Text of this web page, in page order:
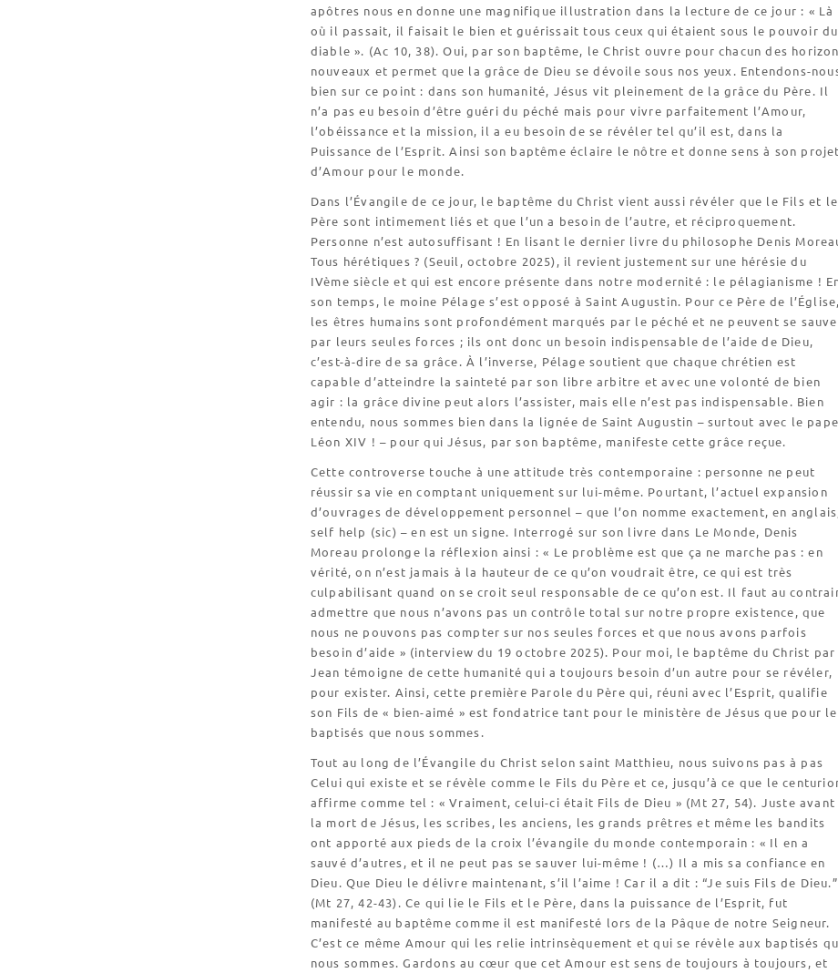
apôtres nous en donne une magnifique illustration dans la lecture de ce jour : « Là
où il passait, il faisait le bien et guérissait tous ceux qui étaient sous le pouvoir du
diable ». (Ac 10, 38). Oui, par son baptême, le Christ ouvre pour chacun des
nouveaux et permet que la grâce de Dieu se dévoile sous nos yeux. Entendons-
bien sur ce point : dans son humanité, Jésus vit pleinement de la grâce du Père. Il
n’a pas eu besoin d’être guéri du péché mais pour vivre parfaitement l’Amour,
l’obéissance et la mission, il a eu besoin de se révéler tel qu’il est, dans la
Puissance de l’Esprit. Ainsi son baptême éclaire le nôtre et donne sens à son projet
d’Amour pour le monde.
Dans l’Évangile de ce jour, le baptême du Christ vient aussi révéler que le Fils et le
Père sont intimement liés et que l’un a besoin de l’autre, et réciproquement.
Personne n’est autosuffisant ! En lisant le dernier livre du philosophe Denis
Tous hérétiques ? (Seuil, octobre 2025), il revient justement sur une hérésie du
IVème siècle et qui est encore présente dans notre modernité : le pélagianisme !
son temps, le moine Pélage s’est opposé à Saint Augustin. Pour ce Père de l’Église,
les êtres humains sont profondément marqués par le péché et ne peuvent se
par leurs seules forces ; ils ont donc un besoin indispensable de l’aide de Dieu,
c’est-à-dire de sa grâce. À l’inverse, Pélage soutient que chaque chrétien est
capable d’atteindre la sainteté par son libre arbitre et avec une volonté de bien
agir : la grâce divine peut alors l’assister, mais elle n’est pas indispensable. Bien
entendu, nous sommes bien dans la lignée de Saint Augustin – surtout avec le pape
Léon XIV ! – pour qui Jésus, par son baptême, manifeste cette grâce reçue.
Cette controverse touche à une attitude très contemporaine : personne ne peut
réussir sa vie en comptant uniquement sur lui-même. Pourtant, l’actuel expansion
d’ouvrages de développement personnel – que l’on nomme exactement, en
self help (sic) – en est un signe. Interrogé sur son livre dans Le Monde, Denis
Moreau prolonge la réflexion ainsi : « Le problème est que ça ne marche pas : en
vérité, on n’est jamais à la hauteur de ce qu’on voudrait être, ce qui est très
culpabilisant quand on se croit seul responsable de ce qu’on est. Il faut au
admettre que nous n’avons pas un contrôle total sur notre propre existence, que
nous ne pouvons pas compter sur nos seules forces et que nous avons parfois
besoin d’aide » (interview du 19 octobre 2025). Pour moi, le baptême du Christ par
Jean témoigne de cette humanité qui a toujours besoin d’un autre pour se révéler,
pour exister. Ainsi, cette première Parole du Père qui, réuni avec l’Esprit, qualifie
son Fils de « bien-aimé » est fondatrice tant pour le ministère de Jésus que pour
baptisés que nous sommes.
Tout au long de l’Évangile du Christ selon saint Matthieu, nous suivons pas à pas
Celui qui existe et se révèle comme le Fils du Père et ce, jusqu’à ce que le
affirme comme tel : « Vraiment, celui-ci était Fils de Dieu » (Mt 27, 54). Juste avant
la mort de Jésus, les scribes, les anciens, les grands prêtres et même les bandits
ont apporté aux pieds de la croix l’évangile du monde contemporain : « Il en a
sauvé d’autres, et il ne peut pas se sauver lui-même ! (…) Il a mis sa confiance en
Dieu. Que Dieu le délivre maintenant, s’il l’aime ! Car il a dit : “Je suis Fils de
(Mt 27, 42-43). Ce qui lie le Fils et le Père, dans la puissance de l’Esprit, fut
manifesté au baptême comme il est manifesté lors de la Pâque de notre Seigneur.
C’est ce même Amour qui les relie intrinsèquement et qui se révèle aux baptisés
nous sommes. Gardons au cœur que cet Amour est sens de toujours à toujours, et